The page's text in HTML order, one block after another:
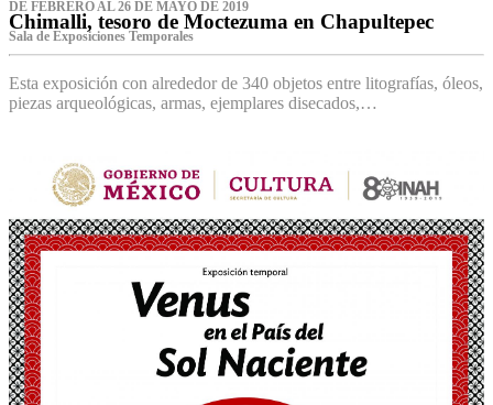
DE FEBRERO AL 26 DE MAYO DE 2019
Chimalli, tesoro de Moctezuma en Chapultepec
Sala de Exposiciones Temporales
Esta exposición con alrededor de 340 objetos entre litografías, óleos,
piezas arqueológicas, armas, ejemplares disecados,…